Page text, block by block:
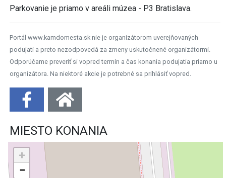
Parkovanie je priamo v areáli múzea - P3 Bratislava.
Portál www.kamdomesta.sk nie je organizátorom uverejňovaných
podujatí a preto nezodpovedá za zmeny uskutočnené organizátormi.
Odporúčame preveriť si vopred termín a čas konania podujatia priamo u
organizátora. Na niektoré akcie je potrebné sa prihlásiť vopred.
MIESTO KONANIA
+
−